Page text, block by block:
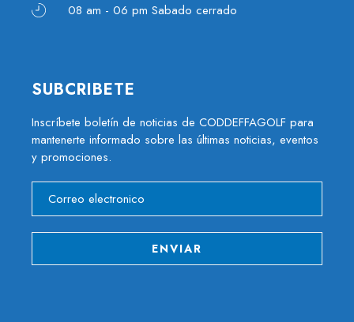
08 am - 06 pm Sabado cerrado
SUBCRIBETE
Inscríbete boletín de noticias de CODDEFFAGOLF para
mantenerte informado sobre las últimas noticias, eventos
y promociones.